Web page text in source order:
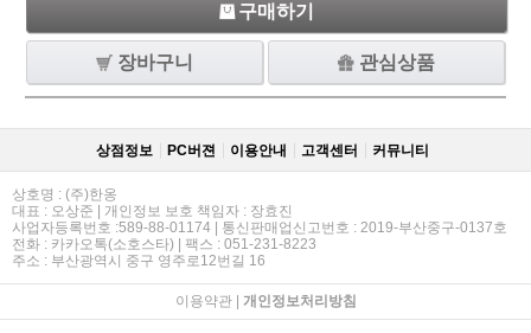
구매하기
장바구니 관심상품
상점정보 PC버젼 이용안내 고객센터 커뮤니티
상호명 : (주)한옹
대표 : 오상준 | 개인정보 보호 책임자 : 장효진
사업자등록번호 :589-88-01174 | 통신판매업신고번호 : 2019-부산중구-0137호
전화 : 카카오톡(소호스타) | 팩스 : 051-231-8223
주소 : 부산광역시 중구 영주로12번길 16
이용약관| 개인정보처리방침